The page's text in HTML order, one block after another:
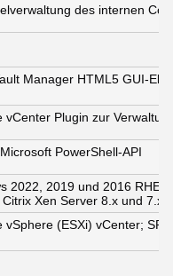
des internen
Manager HTML5 GUI-
vCenter Plugin zur
PowerShell-API
2022, 2019 und 2016
Xen Server 8.x und 7.x
vSphere (ESXi) vCenter;